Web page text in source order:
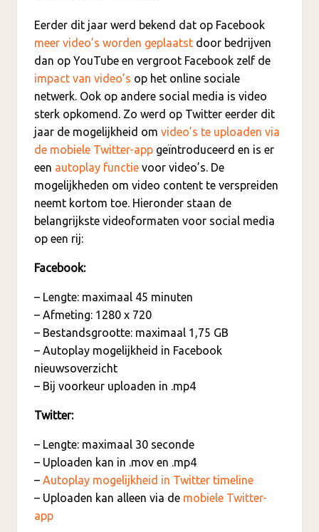
Eerder dit jaar werd bekend dat op Facebook
meer video’s worden geplaatst door bedrijven
dan op YouTube en vergroot Facebook zelf de
impact van video’s op het online sociale
netwerk. Ook op andere social media is video
sterk opkomend. Zo werd op Twitter eerder dit
jaar de mogelijkheid om video’s te uploaden via
de mobiele Twitter-app geïntroduceerd en is er
een autoplay functie voor video’s. De
mogelijkheden om video content te verspreiden
neemt kortom toe. Hieronder staan de
belangrijkste videoformaten voor social media
op een rij:
Facebook:
– Lengte: maximaal 45 minuten
– Afmeting: 1280 x 720
– Bestandsgrootte: maximaal 1,75 GB
– Autoplay mogelijkheid in Facebook
nieuwsoverzicht
– Bij voorkeur uploaden in .mp4
Twitter:
– Lengte: maximaal 30 seconde
– Uploaden kan in .mov en .mp4
– Autoplay mogelijkheid in Twitter timeline
– Uploaden kan alleen via de mobiele Twitter-
app